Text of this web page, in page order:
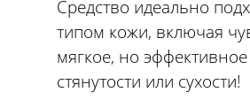
Средство идеально
типом кожи, включая
мягкое, но
стянутости или сухости!